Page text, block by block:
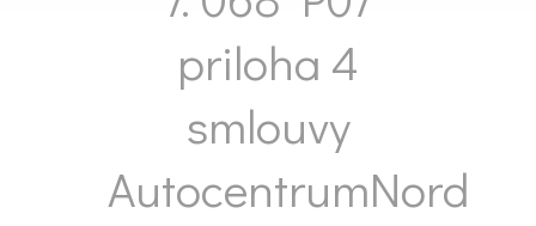
priloha 4
smlouvy
AutocentrumNord